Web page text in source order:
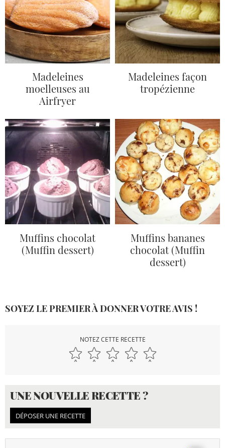
Madeleines
moelleuses au
Airfryer
Madeleines façon
tropézienne
Muffins chocolat
(Muffin dessert)
Muffins bananes
chocolat (Muffin
dessert)
SOYEZ LE PREMIER À DONNER VOTRE AVIS !
NOTEZ CETTE RECETTE
UNE NOUVELLE RECETTE ?
DÉPOSER UNE RECETTE